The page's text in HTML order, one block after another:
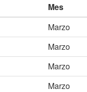
Mes
Marzo
Marzo
Marzo
Marzo